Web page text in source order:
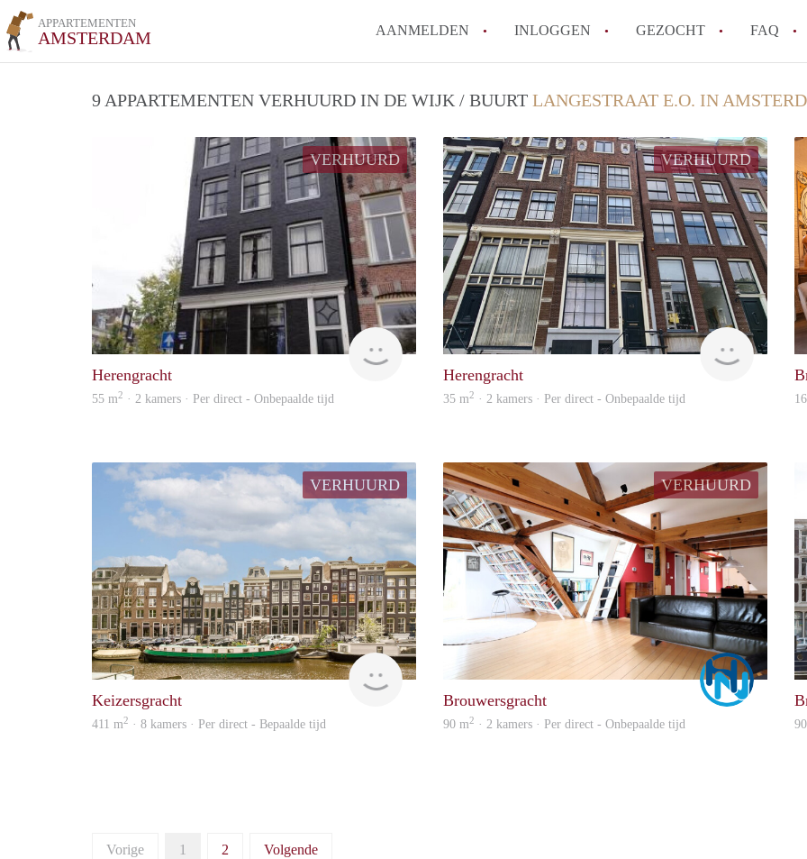
APPARTEMENTEN
AMSTERDAM AANMELDEN INLOGGEN GEZOCHT FAQ
Amsterdam?
Wat zijn de voordelen van het huren van
Hoe vind je een goedkoop appartement in
Wat zijn de verplichtingen van een
Kan je beter een appartement huren of
Alle veelgestelde vragen
9 APPARTEMENTEN VERHUURD IN DE WIJK / BUURT LANGESTRAAT E.O. IN
VERHUURD
Allround
Herengracht
55 m2 · 2 kamers · Per direct - Onbepaalde tijd
VERHUURD
Herengracht
35 m2 · 2 kamers · Per direct - Onbepaalde tijd
VERHUURD
Urban
Keizersgracht
411 m2 · 8 kamers · Per direct - Bepaalde tijd
VERHUURD
Brouwersgracht
90 m2 · 2 kamers · Per direct - Onbepaalde tijd
Vorige 1 2 Volgende